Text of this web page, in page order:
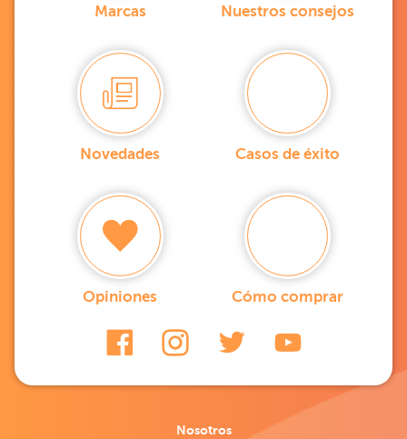
Marcas Nuestros consejos
Novedades Casos de éxito
Opiniones Cómo comprar
Nosotros